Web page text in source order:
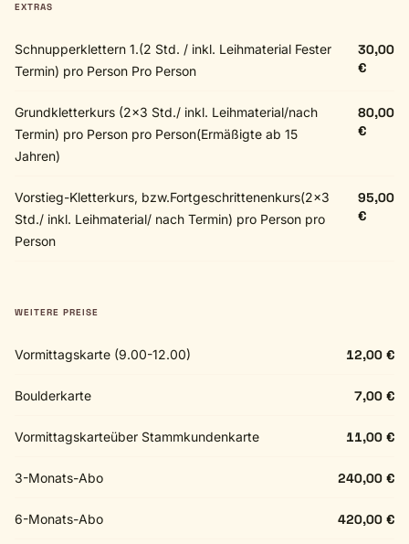
EXTRAS
Schnupperklettern 1.(2 Std. / inkl. Leihmaterial Fester
Termin) pro Person Pro Person
30,00
€
Grundkletterkurs (2x3 Std./ inkl. Leihmaterial/nach
Termin) pro Person pro Person(Ermäßigte ab 15
Jahren)
80,00
€
Vorstieg-Kletterkurs, bzw.Fortgeschrittenenkurs(2x3
Std./ inkl. Leihmaterial/ nach Termin) pro Person pro
Person
95,00
€
WEITERE PREISE
Vormittagskarte (9.00-12.00) 12,00 €
Boulderkarte 7,00 €
Vormittagskarteüber Stammkundenkarte 11,00 €
3-Monats-Abo 240,00 €
6-Monats-Abo 420,00 €